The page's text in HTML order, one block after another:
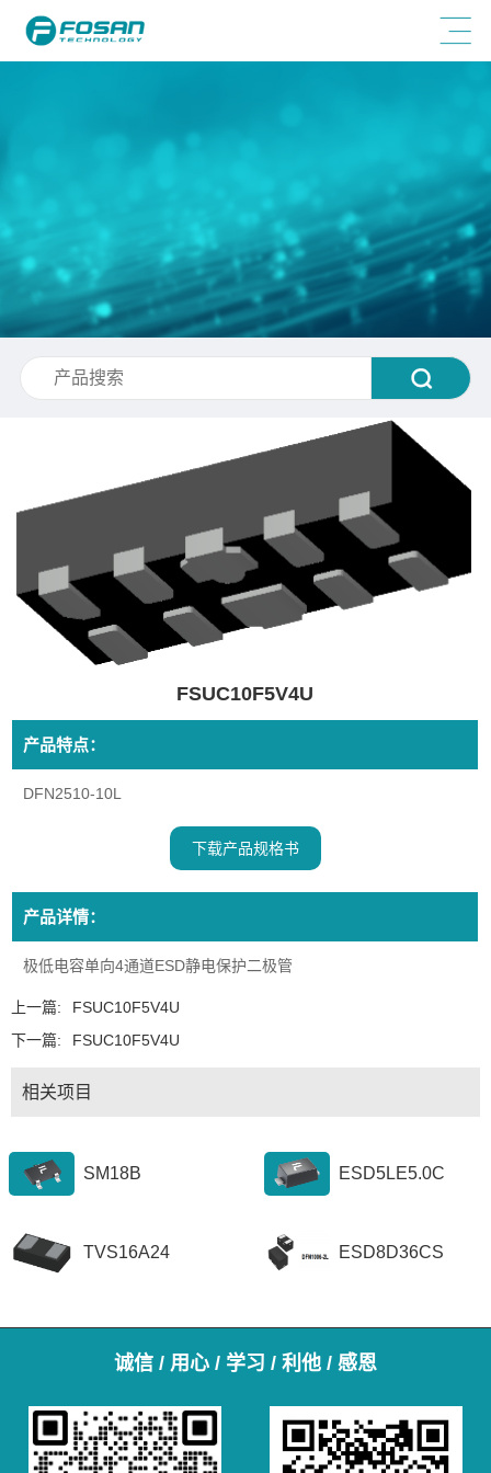
FSUC10F5V4U
产品特点：
DFN2510-10L
下载产品规格书
产品详情：
极低电容单向4通道ESD静电保护二极管
上一篇:
FSUC10F5V4U
下一篇:
FSUC10F5V4U
相关项目
SM18B ESD5LE5.0C
TVS16A24 ESD8D36CS
诚信 / 用心 / 学习 / 利他 / 感恩